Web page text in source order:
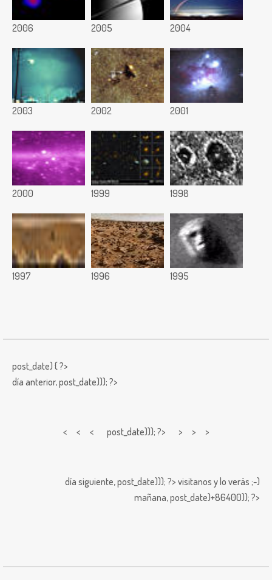
2006 2005 2004
2003 2002 2001
2000 1999 1998
1997 1996 1995
post_date) { ?>
día anterior,post_date))); ?>
< < < post_date))); ?> > > >
día siguiente,post_date))); ?> visitanos y lo verás ;-)
mañana,post_date)+86400)); ?>